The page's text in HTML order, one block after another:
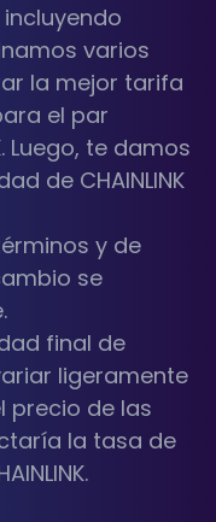
varios
la mejor tarifa
el par
Luego, te damos
de CHAINLINK
y de
se
final de
ligeramente
precio de las
la tasa de